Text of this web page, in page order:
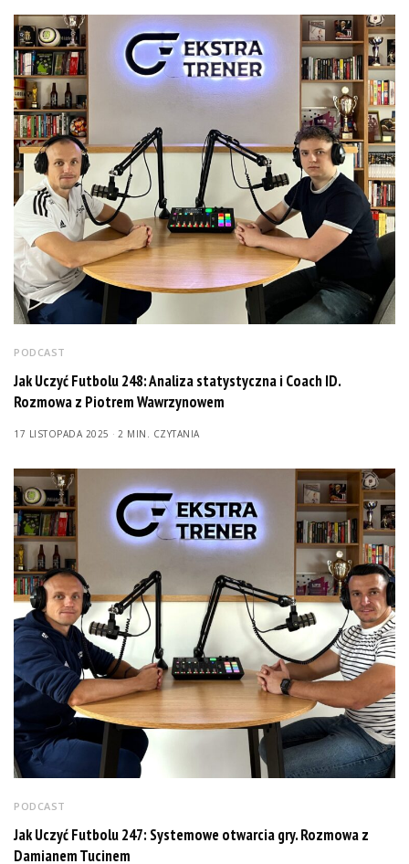
PODCAST
Jak Uczyć Futbolu 248: Analiza statystyczna i Coach ID.
Rozmowa z Piotrem Wawrzynowem
17 LISTOPADA 2025 2 MIN. CZYTANIA
PODCAST
Jak Uczyć Futbolu 247: Systemowe otwarcia gry. Rozmowa z
Damianem Tucinem